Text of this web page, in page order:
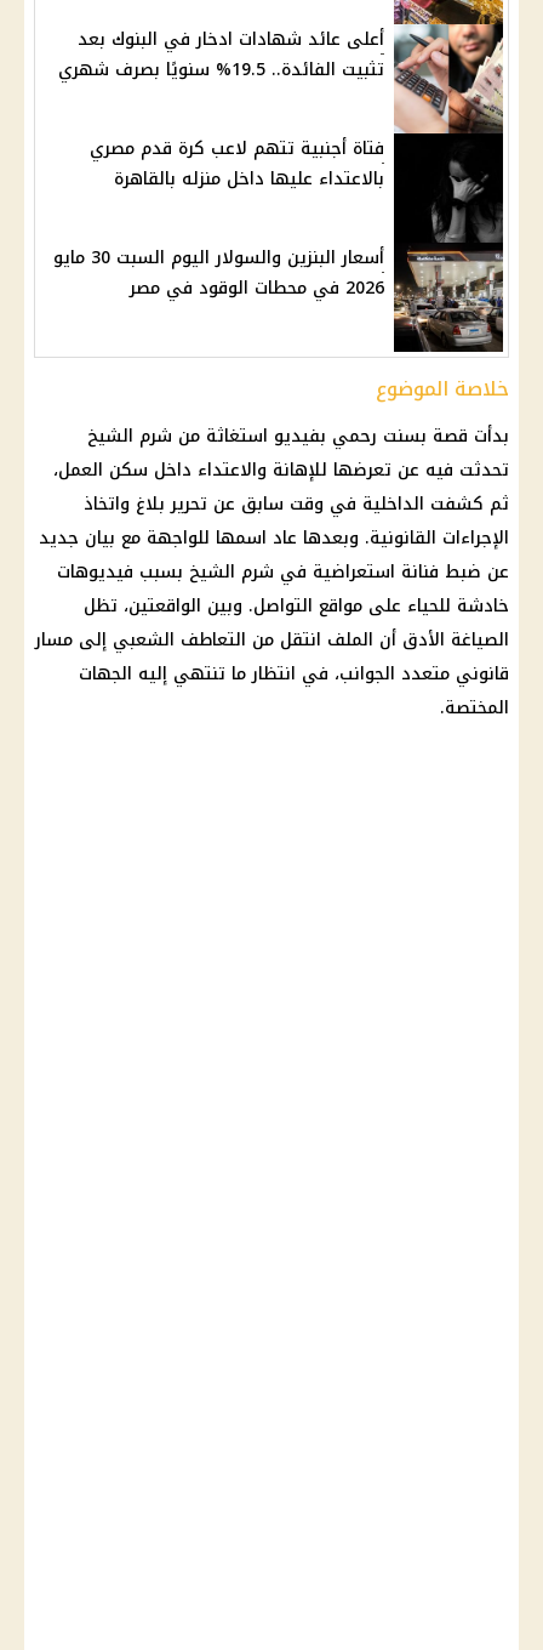
أعلى عائد شهادات ادخار في البنوك بعد
تثبيت الفائدة.. 19.5% سنويًا بصرف شهري
فتاة أجنبية تتهم لاعب كرة قدم مصري
بالاعتداء عليها داخل منزله بالقاهرة
أسعار البنزين والسولار اليوم السبت 30 مايو
2026 في محطات الوقود في مصر
خلاصة الموضوع
بدأت قصة بسنت رحمي بفيديو استغاثة من شرم الشيخ
تحدثت فيه عن تعرضها للإهانة والاعتداء داخل سكن العمل،
ثم كشفت الداخلية في وقت سابق عن تحرير بلاغ واتخاذ
الإجراءات القانونية. وبعدها عاد اسمها للواجهة مع بيان جديد
عن ضبط فنانة استعراضية في شرم الشيخ بسبب فيديوهات
خادشة للحياء على مواقع التواصل. وبين الواقعتين، تظل
الصياغة الأدق أن الملف انتقل من التعاطف الشعبي إلى مسار
قانوني متعدد الجوانب، في انتظار ما تنتهي إليه الجهات
المختصة.